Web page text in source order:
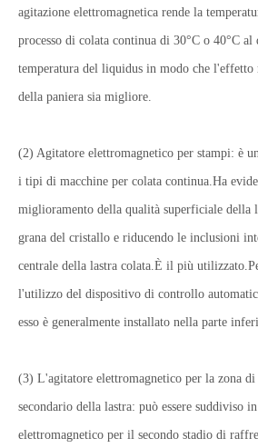
agitazione elettromagnetica rende la
processo di colata continua di 30°C o 40°C al
temperatura del liquidus in modo che l'effetto
della paniera sia migliore.
(2) Agitatore elettromagnetico per stampi: è
i tipi di macchine per colata continua.Ha
miglioramento della qualità superficiale della
grana del cristallo e riducendo le inclusioni
centrale della lastra colata.È il più
l'utilizzo del dispositivo di controllo
esso è generalmente installato nella parte
(3) L'agitatore elettromagnetico per la zona
secondario della lastra: può essere suddiviso
elettromagnetico per il secondo stadio di